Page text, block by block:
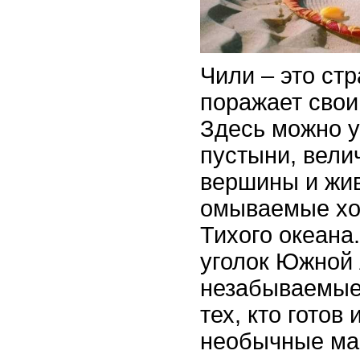
Чили – это
поражает
Здесь можно
пустыни,
вершины и
омываемые
Тихого
уголок
тех, кто готов
необычные